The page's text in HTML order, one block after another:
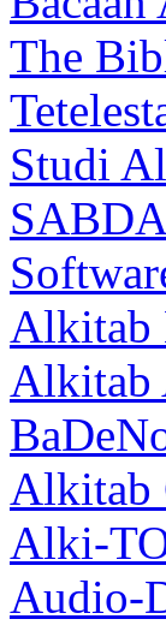
The
Studi
Alkitab
Alkitab
Alkitab
Alki-
Audio-